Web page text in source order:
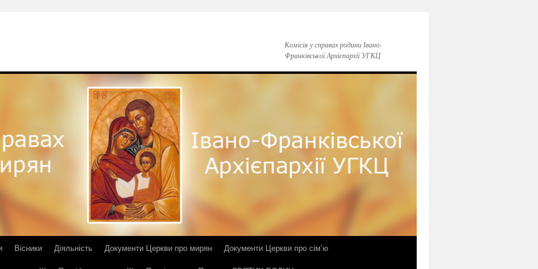
Комісія у справах родини Івано-
Франківської Архієпархії УГКЦ
Вісники Діяльність Документи Церкви про мирян
Документи Церкви про сім’ю